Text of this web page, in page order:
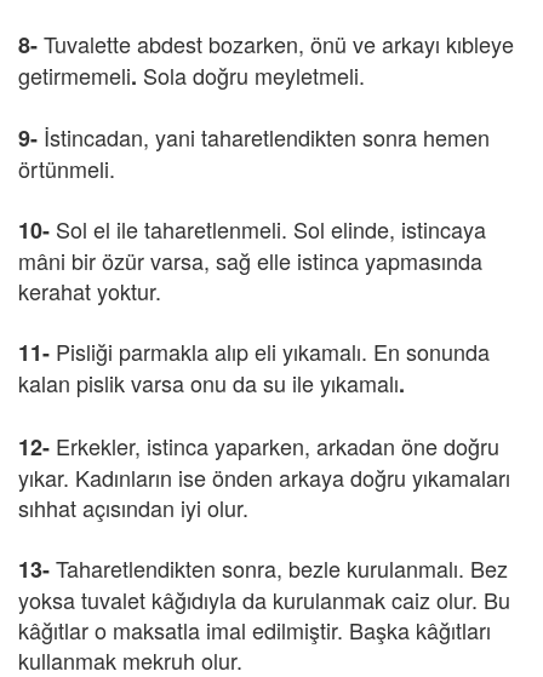
8-Tuvalette abdest bozarken, önü ve arkayı kıbleye
getirmemeli. Sola doğru meyletmeli.
9- İstincadan, yani taharetlendikten sonra hemen
örtünmeli.
10- Sol el ile taharetlenmeli. Sol elinde, istincaya
mâni bir özür varsa, sağ elle istinca yapmasında
kerahat yoktur.
11- Pisliği parmakla alıp eli yıkamalı. En sonunda
kalan pislik varsa onu da su ile yıkamalı.
12- Erkekler, istinca yaparken, arkadan öne doğru
yıkar. Kadınların ise önden arkaya doğru yıkamaları
sıhhat açısından iyi olur.
13-Taharetlendikten sonra, bezle kurulanmalı. Bez
yoksa tuvalet kâğıdıyla da kurulanmak caiz olur. Bu
kâğıtlar o maksatla imal edilmiştir. Başka kâğıtları
kullanmak mekruh olur.